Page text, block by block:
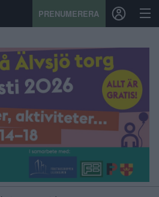
PRENUMERERA